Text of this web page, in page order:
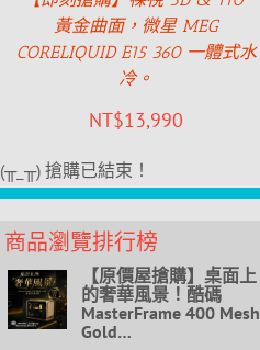
黃金曲面，微星 MEG
CORELIQUID E15 360 一體式水
冷。
NT$13,990
(╥_╥) 搶購已結束！
商品瀏覽排行榜
【原價屋搶購】桌面上
的奢華風景！酷碼
MasterFrame 400 Mesh
Gold…